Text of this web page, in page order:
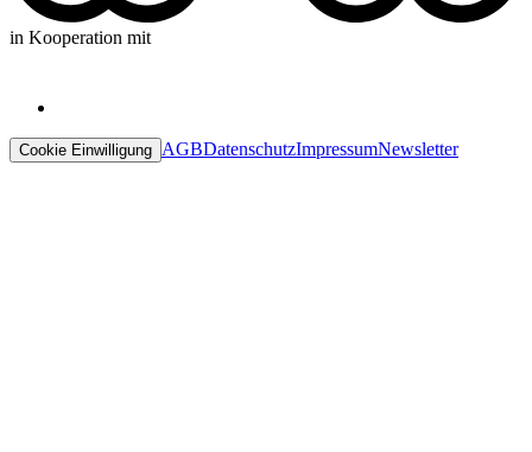
in Kooperation mit
Cookie Einwilligung AGBDatenschutzImpressumNewsletter